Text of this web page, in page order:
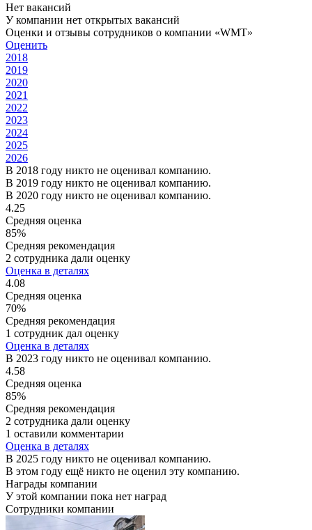
Нет вакансий
У компании нет открытых вакансий
Оценки и отзывы сотрудников о компании «WMT»
Оценить
2018
2019
2020
2021
2022
2023
2024
2025
2026
В 2018 году никто не оценивал компанию.
В 2019 году никто не оценивал компанию.
В 2020 году никто не оценивал компанию.
4.25
Средняя оценка
85%
Средняя рекомендация
2 сотрудника дали оценку
Оценка в деталях
4.08
Средняя оценка
70%
Средняя рекомендация
1 сотрудник дал оценку
Оценка в деталях
В 2023 году никто не оценивал компанию.
4.58
Средняя оценка
85%
Средняя рекомендация
2 сотрудника дали оценку
1 оставили комментарии
Оценка в деталях
В 2025 году никто не оценивал компанию.
В этом году ещё никто не оценил эту компанию.
Награды компании
У этой компании пока нет наград
Сотрудники компании